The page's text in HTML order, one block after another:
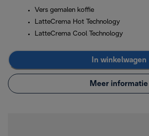
Vers gemalen koffie
LatteCrema Hot Technology
LatteCrema Cool Technology
In winkelwagen
Meer informatie